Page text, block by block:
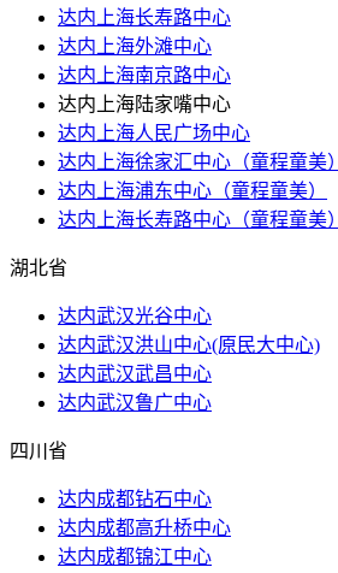
达内上海长寿路中心
达内上海外滩中心
达内上海南京路中心
达内上海陆家嘴中心
达内上海人民广场中心
达内上海徐家汇中心（童程童美）
达内上海浦东中心（童程童美）
达内上海长寿路中心（童程童美）
湖北省
达内武汉光谷中心
达内武汉洪山​中心(原民大中心)
达内武汉武昌中心
达内武汉鲁广中心
四川省
达内成都钻石中心
达内成都高升桥中心
达内成都锦江中心